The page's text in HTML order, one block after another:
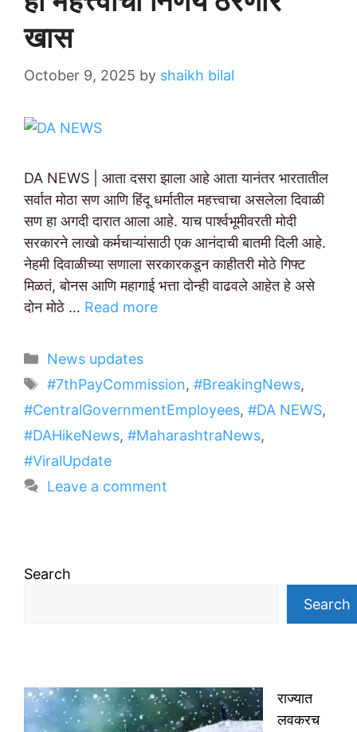
खास
October 9, 2025 by shaikh bilal
DA NEWS | आता दसरा झाला आहे आता यानंतर भारतातील
सर्वात मोठा सण आणि हिंदू धर्मातील महत्त्वाचा असलेला दिवाळी
सण हा अगदी दारात आला आहे. याच पार्श्वभूमीवरती मोदी
सरकारने लाखो कर्मचाऱ्यांसाठी एक आनंदाची बातमी दिली आहे.
नेहमी दिवाळीच्या सणाला सरकारकडून काहीतरी मोठे गिफ्ट
मिळतं, बोनस आणि महागाई भत्ता दोन्ही वाढवले आहेत हे असे
दोन मोठे … Read more
Categories
News updates
Tags
#7thPayCommission, #BreakingNews,
#CentralGovernmentEmployees, #DA NEWS,
#DAHikeNews, #MaharashtraNews,
#ViralUpdate
Leave a comment
Search
Search
राज्यात
लवकरच